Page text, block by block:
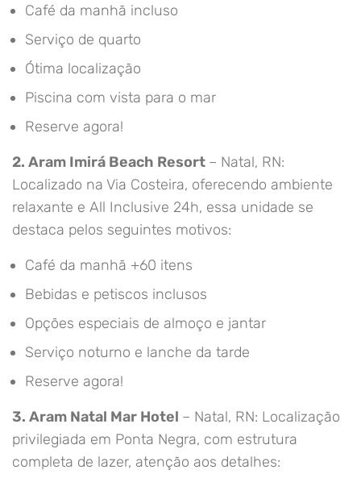
Café da manhã incluso
Serviço de quarto
Ótima localização
Piscina com vista para o mar
Reserve agora!
2. Aram Imirá Beach Resort – Natal, RN:
Localizado na Via Costeira, oferecendo ambiente
relaxante e All Inclusive 24h, essa unidade se
destaca pelos seguintes motivos:
Café da manhã +60 itens
Bebidas e petiscos inclusos
Opções especiais de almoço e jantar
Serviço noturno e lanche da tarde
Reserve agora!
3. Aram Natal Mar Hotel – Natal, RN: Localização
privilegiada em Ponta Negra, com estrutura
completa de lazer, atenção aos detalhes: